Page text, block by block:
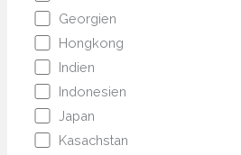
Georgien
Hongkong
Indien
Indonesien
Japan
Kasachstan